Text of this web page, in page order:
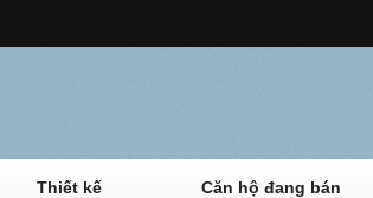
Thiết kế Căn hộ đang bán